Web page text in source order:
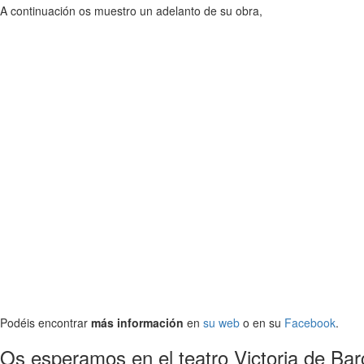
A continuación os muestro un adelanto de su obra,
Podéis encontrar más información en su web o en su Facebook.
Os esperamos en el teatro Victoria de